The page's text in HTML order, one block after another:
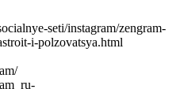
seti/instagram/zengram-
i-polzovatsya.html